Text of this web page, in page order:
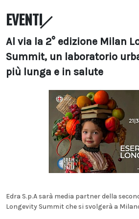
EVENTI
Al via la 2° edizione Milan
Summit, un laboratorio
più lunga e in salute
Edra S.p.A sarà media partner della
Longevity Summit che si svolgerà a